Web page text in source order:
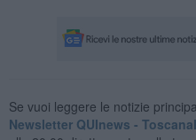
Se vuoi leggere le notizie
Newsletter QUInews -